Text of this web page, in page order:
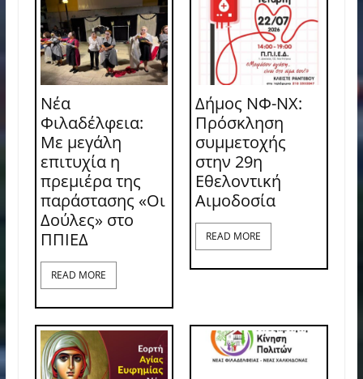
Νέα
Φιλαδέλφεια:
Με μεγάλη
επιτυχία η
πρεμιέρα της
παράστασης «Οι
Δούλες» στο
ΠΠΙΕΔ
READ MORE
Δήμος ΝΦ-ΝΧ:
Πρόσκληση
συμμετοχής
στην 29η
Εθελοντική
Αιμοδοσία
READ MORE